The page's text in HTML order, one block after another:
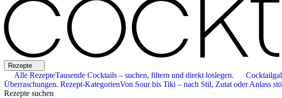
Rezepte
Alle RezepteTausende Cocktails – suchen, filtern und direkt loslegen.
Überraschungen. Rezept-KategorienVon Sour bis Tiki – nach Stil, Zutat oder Anlass
Rezepte suchen